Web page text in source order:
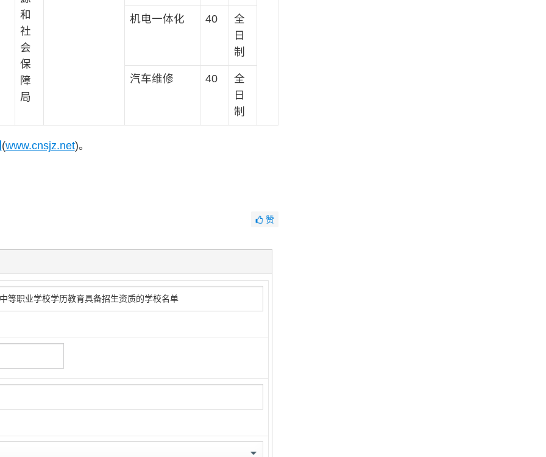
和
社
会
保
障
局
机电一体化 40
全
日
制
汽车维修 40
全
日
制
(www.cnsjz.net)。
赞